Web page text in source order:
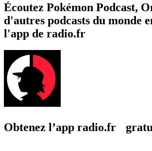
Écoutez Pokémon Podcast,
d'autres podcasts du monde
l'app de radio.fr
Obtenez l’app radio.fr